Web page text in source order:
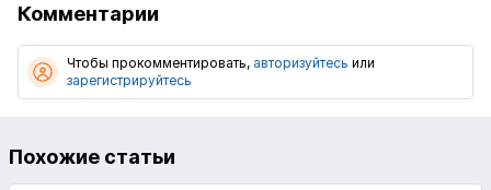
Комментарии
Чтобы прокомментировать, авторизуйтесь или
зарегистрируйтесь
Похожие статьи